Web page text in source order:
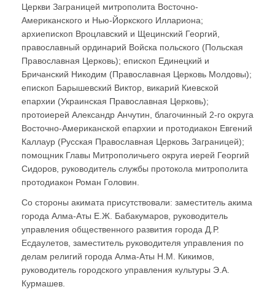
Церкви Заграницей митрополита Восточно-
Американского и Нью-Йоркского Иллариона;
архиепископ Вроцлавский и Щецинский Георгий,
православный ординарий Войска польского (Польская
Православная Церковь); епископ Единецкий и
Бричанский Никодим (Православная Церковь Молдовы);
епископ Барышевский Виктор, викарий Киевской
епархии (Украинская Православная Церковь);
протоиерей Александр Анчутин, благочинный 2-го округа
Восточно-Американской епархии и протодиакон Евгений
Каллаур (Русская Православная Церковь Заграницей);
помощник Главы Митрополичьего округа иерей Георгий
Сидоров, руководитель службы протокола митрополита
протодиакон Роман Головин.
Со стороны акимата присутствовали: заместитель акима
города Алма-Аты Е.Ж. Бабакумаров, руководитель
управления общественного развития города Д.Р.
Есдаулетов, заместитель руководителя управления по
делам религий города Алма-Аты Н.М. Кикимов,
руководитель городского управления культуры Э.А.
Курмашев.